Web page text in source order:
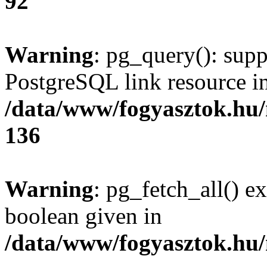
Warning: pg_query():
PostgreSQL link resource
/data/www/
136
Warning: pg_fetch_all()
boolean given in
/data/www/